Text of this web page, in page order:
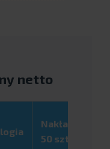
netto
Nakład
50 szt.